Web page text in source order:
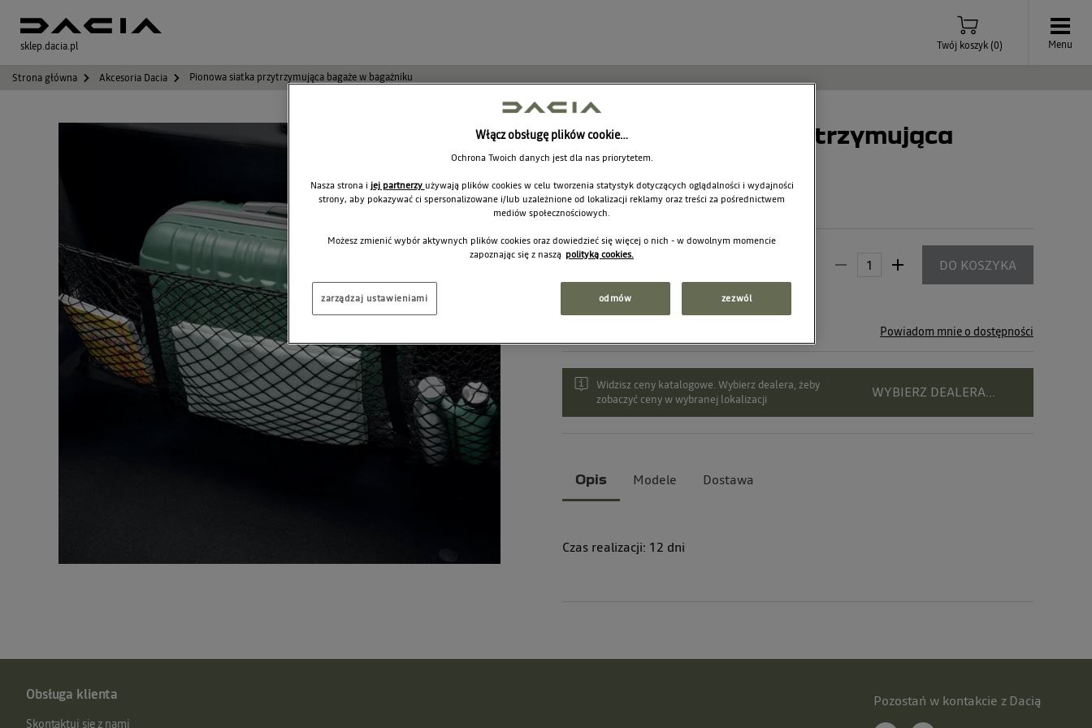
sklep.dacia.pl Twój koszyk (0) Menu
Strona główna Akcesoria Dacia Pionowa siatka przytrzymująca bagaże w bagażniku
Pionowa siatka przytrzymująca
bagaże w bagażniku
8201755911
Cena rekomendowana: DO KOSZYKA
Powiadom mnie o dostępności
Widzisz ceny katalogowe. Wybierz dealera, żeby
zobaczyć ceny w wybranej lokalizacji
WYBIERZ DEALERA...
Opis Modele Dostawa
Czas realizacji: 12 dni
Obsługa klienta
Skontaktuj się z nami
Pozostań w kontakcie z Dacią
Włącz obsługę plików cookie…
Ochrona Twoich danych jest dla nas priorytetem.
Nasza strona i jej partnerzy używają plików cookies w celu tworzenia statystyk dotyczących oglądalności i wydajności
strony, aby pokazywać ci spersonalizowane i/lub uzależnione od lokalizacji reklamy oraz treści za pośrednictwem
mediów społecznościowych.
Możesz zmienić wybór aktywnych plików cookies oraz dowiedzieć się więcej o nich - w dowolnym momencie
zapoznając się z naszą polityką cookies.
zarządzaj ustawieniami odmów zezwól